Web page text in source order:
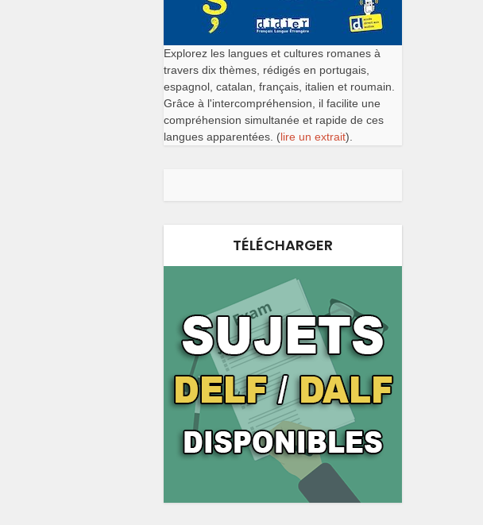
Explorez les langues et cultures romanes à
travers dix thèmes, rédigés en portugais,
espagnol, catalan, français, italien et roumain.
Grâce à l'intercompréhension, il facilite une
compréhension simultanée et rapide de ces
langues apparentées. (lire un extrait).
TÉLÉCHARGER